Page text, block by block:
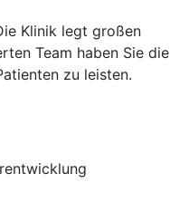
Klinik legt großen
Team haben Sie die
zu leisten.